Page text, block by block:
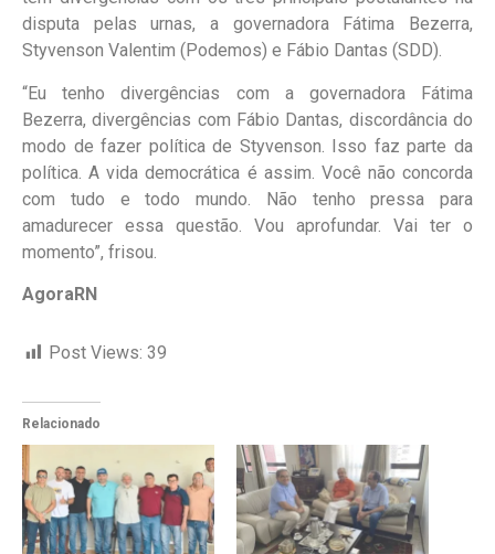
disputa pelas urnas, a governadora Fátima Bezerra,
Styvenson Valentim (Podemos) e Fábio Dantas (SDD).
“Eu tenho divergências com a governadora Fátima
Bezerra, divergências com Fábio Dantas, discordância do
modo de fazer política de Styvenson. Isso faz parte da
política. A vida democrática é assim. Você não concorda
com tudo e todo mundo. Não tenho pressa para
amadurecer essa questão. Vou aprofundar. Vai ter o
momento”, frisou.
AgoraRN
Post Views: 39
Relacionado